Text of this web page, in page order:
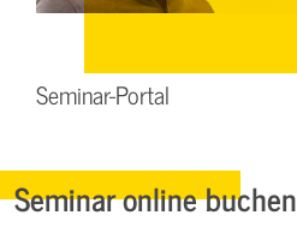
Seminar-Portal
Seminar online buchen